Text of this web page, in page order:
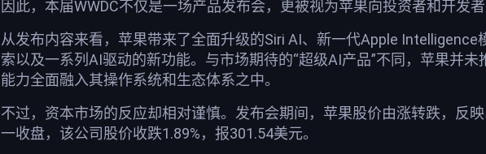
因此，本届WWDC不仅是一场产品发布会，更被视为苹果向投资者和开发
从发布内容来看，苹果带来了全面升级的Siri AI、新一代Apple Intelligence
索以及一系列AI驱动的新功能。与市场期待的“超级AI产品”不同，苹果并
能力全面融入其操作系统和生态体系之中。
不过，资本市场的反应却相对谨慎。发布会期间，苹果股价由涨转跌，反
一收盘，该公司股价收跌1.89%，报301.54美元。